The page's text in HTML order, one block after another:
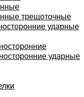
трещоточные
ударные
ударные